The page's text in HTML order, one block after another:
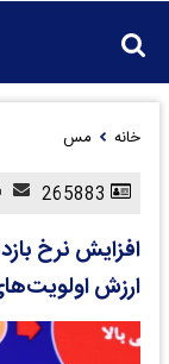
خانه مس
افزایش نرخ
ارزش